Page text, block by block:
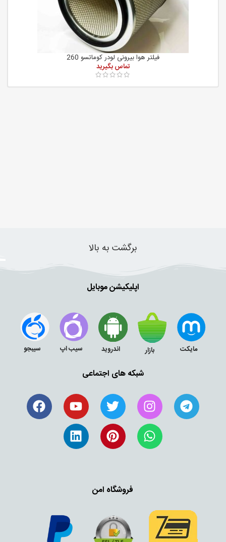
فیلتر هوا بیرونی لودر کوماتسو 260
برگشت به بالا
اپلیکیشن موبایل
مایکت بازار اندروید سیب اپ سیبجو
شبکه های اجتماعی
فروشگاه امن